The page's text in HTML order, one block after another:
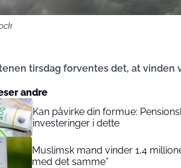
tirsdag forventes det, at vinden
andre
Kan påvirke din formue:
investeringer i dette
Muslimsk mand vinder 1,4
med det samme”